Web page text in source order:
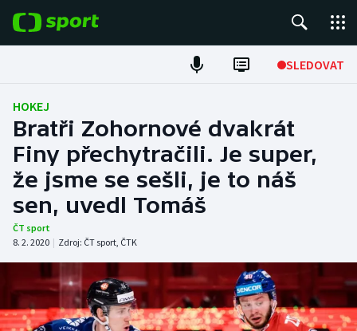
SLEDOVAT
Fotbal
Hokej
Tenis
Atletika
DALŠÍ SPORTY
HOKEJ
Bratři Zohornové dvakrát
Finy přechytračili. Je super,
že jsme se sešli, je to náš
sen, uvedl Tomáš
ČT sport
8. 2. 2020 | Zdroj: ČT sport, ČTK